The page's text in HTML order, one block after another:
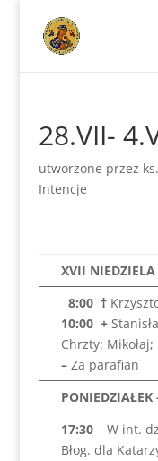
28.VII-
utworzone przez
Intencje
XVII
8:00 †
10:00 +
Chrzty:
– Za parafian
PONIEDZIAŁEK
17:30 – W int.
Błog. dla